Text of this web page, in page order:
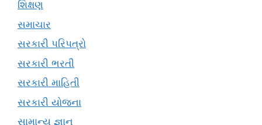
શિક્ષણ
સમાચાર
સરકારી પરિપત્રો
સરકારી ભરતી
સરકારી માહિતી
સરકારી યોજના
સામાન્ય જ્ઞાન